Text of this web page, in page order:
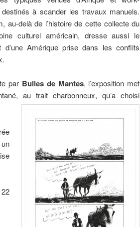
à scander les travaux manuels.
au-delà de l’histoire de cette collecte du
culturel américain, dresse aussi le
d’une Amérique prise dans les conflits
par Bulles de Mantes, l’exposition met
au trait charbonneux, qu’a choisi